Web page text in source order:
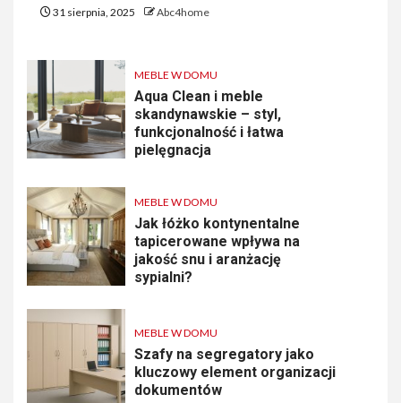
31 sierpnia, 2025 Abc4home
MEBLE W DOMU
Aqua Clean i meble
skandynawskie – styl,
funkcjonalność i łatwa
pielęgnacja
MEBLE W DOMU
Jak łóżko kontynentalne
tapicerowane wpływa na
jakość snu i aranżację
sypialni?
MEBLE W DOMU
Szafy na segregatory jako
kluczowy element organizacji
dokumentów